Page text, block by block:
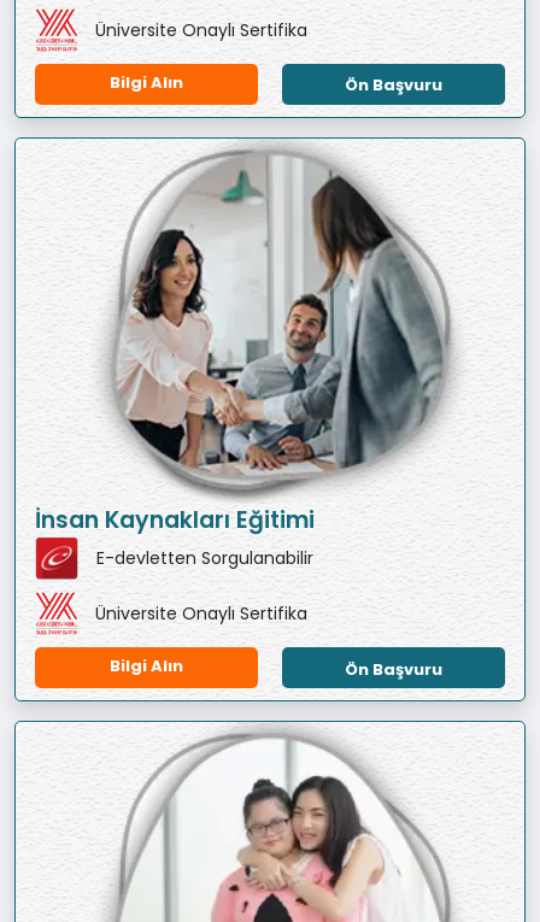
Üniversite Onaylı Sertifika
Bilgi Alın Ön Başvuru
İnsan Kaynakları Eğitimi
E-devletten Sorgulanabilir
Üniversite Onaylı Sertifika
Bilgi Alın Ön Başvuru